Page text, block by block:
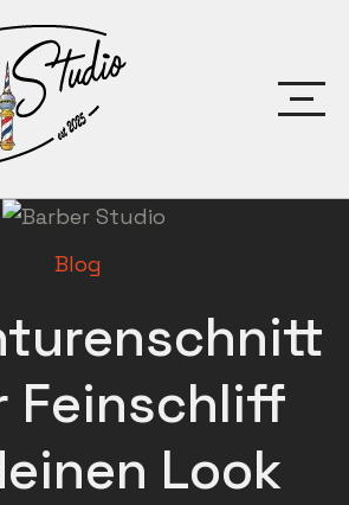
barber.Studio
Blog
Feinschliff
Look